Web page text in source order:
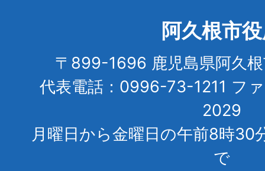
阿久根市
〒899-1696 鹿児島県阿久
代表電話：0996-73-1211 フ
2029
月曜日から金曜日の午前8時30
で